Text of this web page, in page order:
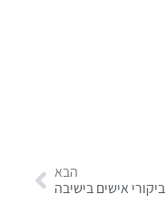
הבא
ביקורי אישים בישיבה